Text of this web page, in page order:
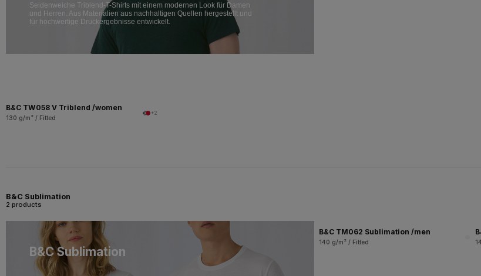
Seidenweiche Triblend-T-Shirts mit einem modernen Look für Damen
und Herren. Aus Materialien aus nachhaltigen Quellen hergestellt und
für hochwertige Druckergebnisse entwickelt.
B&C TW058 V Triblend /women
130 g/m² / Fitted
+2
B&C Sublimation
2 products
B&C Sublimation
B&C TM062 Sublimation /men
140 g/m² / Fitted